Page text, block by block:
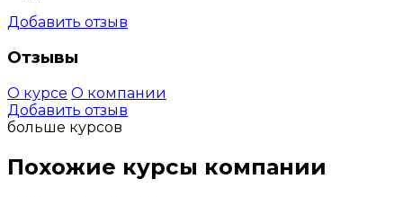
Добавить отзыв
Отзывы
О курсе О компании
Добавить отзыв
больше курсов
Похожие курсы компании